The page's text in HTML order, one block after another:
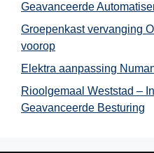
Geavanceerde
Groepenkast vervanging
voorop
Elektra aanpassing
Rioolgemaal Weststad –
Geavanceerde Besturing